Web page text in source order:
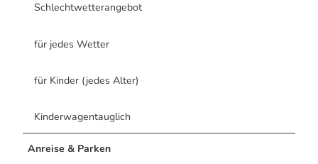
Schlechtwetterangebot
für jedes Wetter
für Kinder (jedes Alter)
Kinderwagentauglich
Anreise & Parken